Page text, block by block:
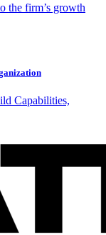
the firm’s growth
Capabilities,